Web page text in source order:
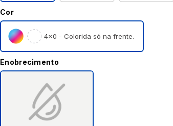
Cor
4×0 - Colorida só na frente.
Enobrecimento